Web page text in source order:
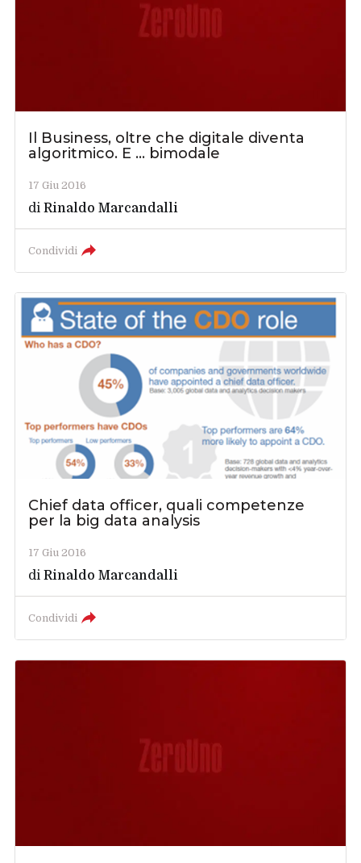
Il Business, oltre che digitale diventa
algoritmico. E ... bimodale
17 Giu 2016
diRinaldo Marcandalli
Condividi
Chief data officer, quali competenze
per la big data analysis
17 Giu 2016
diRinaldo Marcandalli
Condividi